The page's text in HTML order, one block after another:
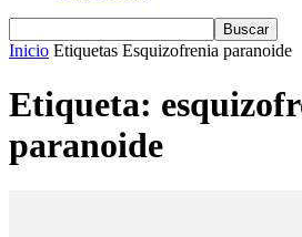
Inicio Etiquetas Esquizofrenia paranoide
Etiqueta:
paranoide